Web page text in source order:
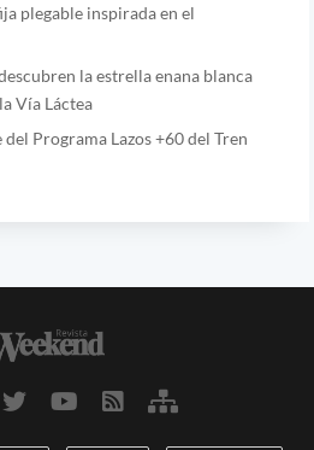
plegable inspirada en el
la estrella enana blanca
Vía Láctea
Programa Lazos +60 del Tren